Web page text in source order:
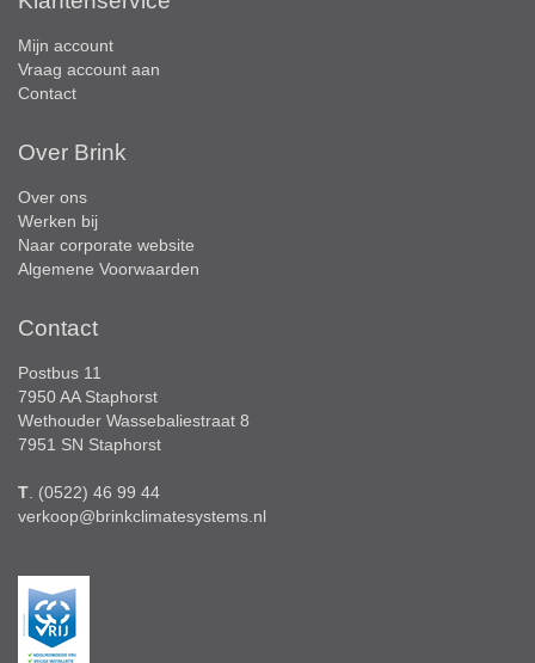
Mijn account
Vraag account aan
Contact
Over Brink
Over ons
Werken bij
Naar corporate website
Algemene Voorwaarden
Contact
Postbus 11
7950 AA Staphorst
Wethouder Wassebaliestraat 8
7951 SN Staphorst
T . (0522) 46 99 44
verkoop@brinkclimatesystems.nl